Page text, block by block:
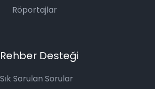
Röportajlar
Rehber Desteği
Sık Sorulan Sorular